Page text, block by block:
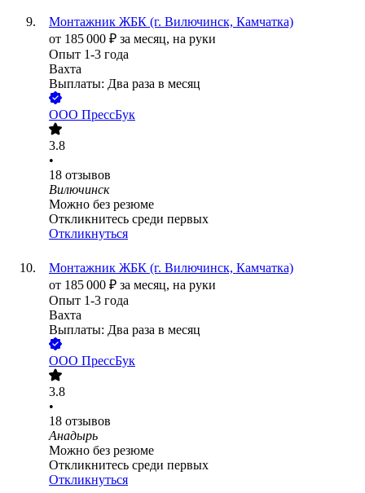
Монтажник ЖБК (г. Вилючинск, Камчатка)
от 185 000 ₽ за месяц, на руки
Опыт 1-3 года
Вахта
Выплаты: Два раза в месяц
ООО ПрессБук
3.8
•
18 отзывов
Вилючинск
Можно без резюме
Откликнитесь среди первых
Откликнуться
Монтажник ЖБК (г. Вилючинск, Камчатка)
от 185 000 ₽ за месяц, на руки
Опыт 1-3 года
Вахта
Выплаты: Два раза в месяц
ООО ПрессБук
3.8
•
18 отзывов
Анадырь
Можно без резюме
Откликнитесь среди первых
Откликнуться